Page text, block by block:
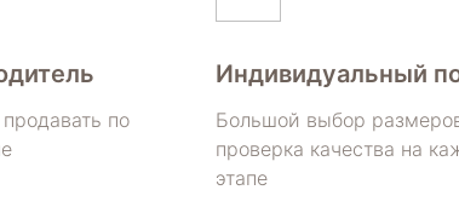
по
Индивидуальный
Большой выбор
проверка качества на
этапе